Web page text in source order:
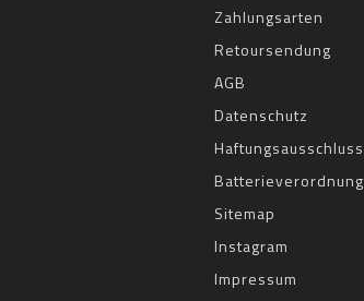
Zahlungsarten
Retoursendung
AGB
Datenschutz
Haftungsausschluss
Batterieverordnung
Sitemap
Instagram
Impressum